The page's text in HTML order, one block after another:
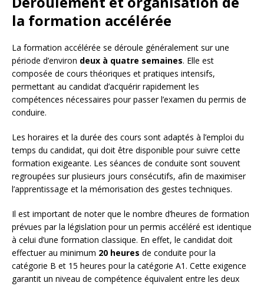
la formation accélérée
La formation accélérée se déroule généralement sur une
période d’environ deux à quatre semaines. Elle est
composée de cours théoriques et pratiques intensifs,
permettant au candidat d’acquérir rapidement les
compétences nécessaires pour passer l’examen du permis de
conduire.
Les horaires et la durée des cours sont adaptés à l’emploi du
temps du candidat, qui doit être disponible pour suivre cette
formation exigeante. Les séances de conduite sont souvent
regroupées sur plusieurs jours consécutifs, afin de maximiser
l’apprentissage et la mémorisation des gestes techniques.
Il est important de noter que le nombre d’heures de formation
prévues par la législation pour un permis accéléré est identique
à celui d’une formation classique. En effet, le candidat doit
effectuer au minimum 20 heures de conduite pour la
catégorie B et 15 heures pour la catégorie A1. Cette exigence
garantit un niveau de compétence équivalent entre les deux